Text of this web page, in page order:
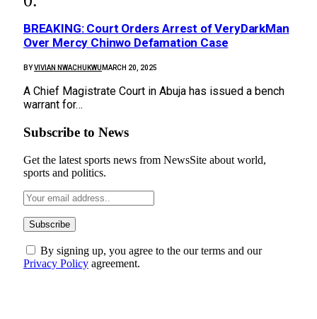
BREAKING: Court Orders Arrest of VeryDarkMan
Over Mercy Chinwo Defamation Case
BYVIVIAN NWACHUKWU MARCH 20, 2025
A Chief Magistrate Court in Abuja has issued a bench
warrant for…
Subscribe to News
Get the latest sports news from NewsSite about world,
sports and politics.
By signing up, you agree to the our terms and our
Privacy Policy agreement.